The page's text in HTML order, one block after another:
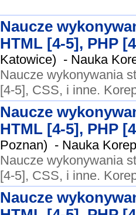
Naucze
HTML [4-5], PHP
Katowice) - Nauka
Naucze wykonywania
[4-5], CSS, i inne.
Naucze
HTML [4-5], PHP
Poznan) - Nauka
Naucze wykonywania
[4-5], CSS, i inne.
Naucze